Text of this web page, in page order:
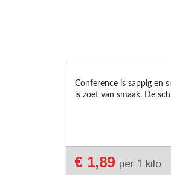
Conference is sappig en
is zoet van smaak. De
€ 1,89 per 1 kilo